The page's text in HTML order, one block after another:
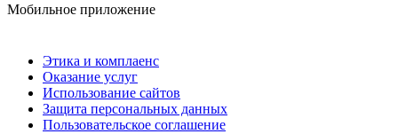
Мобильное приложение
Этика и комплаенс
Оказание услуг
Использование сайтов
Защита персональных данных
Пользовательское соглашение